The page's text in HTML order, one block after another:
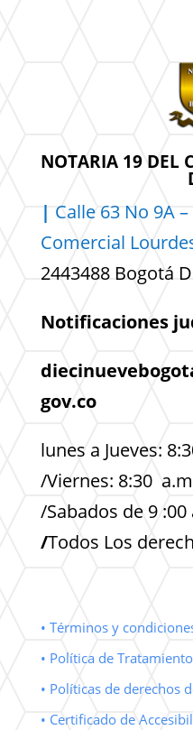
NOTARIA 19 DEL
| Calle 63 No 9A
Comercial
2443488 Bogotá
Notificaciones
gov.co
lunes a Jueves:
/Viernes: 8:30
/Sabados de 9
/Todos Los
• Términos y
• Política de
• Políticas de derechos
• Certificado de